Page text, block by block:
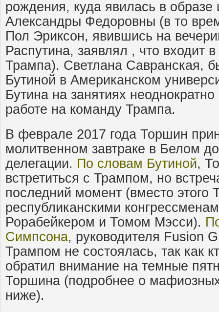
рождения, куда явилась в
Александры Федоровны (в то
Пол Эриксон, явившись на
Распутина, заявлял , что входит
Трампа). Светлана Савранская,
Бутиной в Американском
Бутина на занятиях
работе на команду Трампа.
В феврале 2017 года Торшин
молитвенном завтраке в Белом
делегации. По словам Бутиной,
встретиться с Трампом, но
последний момент (вместо этого
республиканскими
Рорабейкером и Томом Мэсси).
Симпсона, руководителя Fusion
Трампом не состоялась, так как
обратил внимание на темные
Торшина (подробнее о
ниже).